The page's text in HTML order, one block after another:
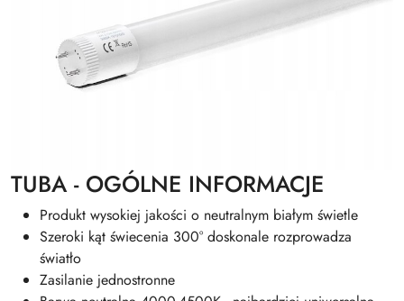
TUBA - OGÓLNE INFORMACJE
Produkt wysokiej jakości o neutralnym białym świetle
Szeroki kąt świecenia 300° doskonale rozprowadza
światło
Zasilanie jednostronne